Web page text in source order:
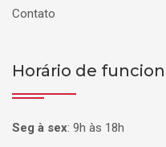
Contato
Horário de
Seg à sex: 9h às 18h